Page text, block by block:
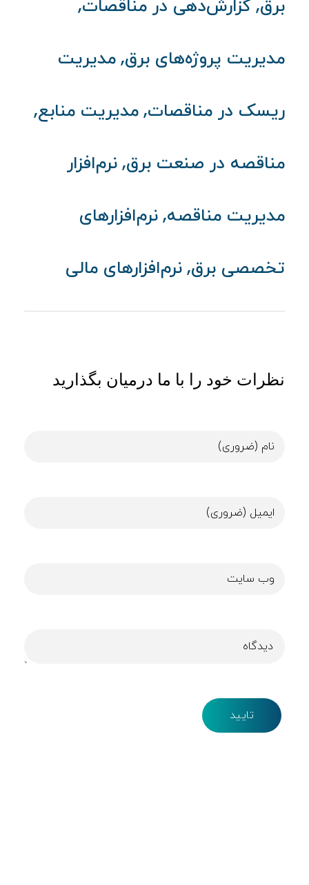
برق, گزارش‌دهی در مناقصات,
مدیریت پروژه‌های برق, مدیریت
ریسک در مناقصات, مدیریت منابع,
مناقصه در صنعت برق, نرم‌افزار
مدیریت مناقصه, نرم‌افزارهای
تخصصی برق, نرم‌افزارهای مالی
نظرات خود را با ما درمیان بگذارید